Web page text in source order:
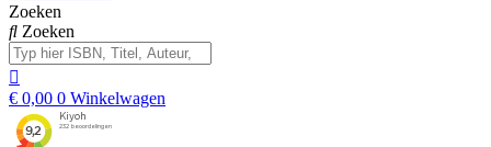
Zoeken
Zoeken
€ 0,00 0 Winkelwagen